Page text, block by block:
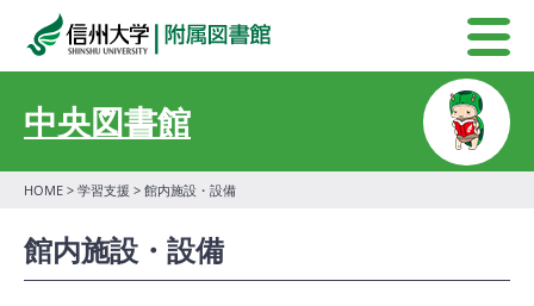
中央図書館
HOME > 学習支援 > 館内施設・設備
館内施設・設備